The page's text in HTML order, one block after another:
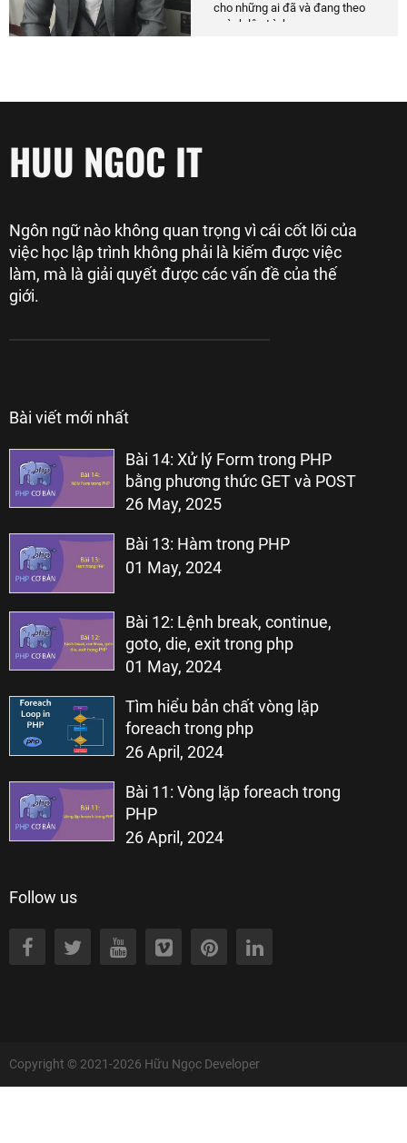
cho những ai đã và đang theo
ngành lập trình.
HUU NGOC IT
Ngôn ngữ nào không quan trọng vì cái cốt lõi của
việc học lập trình không phải là kiếm được việc
làm, mà là giải quyết được các vấn đề của thế
giới.
Bài viết mới nhất
Bài 14: Xử lý Form trong PHP
bằng phương thức GET và POST
26 May, 2025
Bài 13: Hàm trong PHP
01 May, 2024
Bài 12: Lệnh break, continue,
goto, die, exit trong php
01 May, 2024
Tìm hiểu bản chất vòng lặp
foreach trong php
26 April, 2024
Bài 11: Vòng lặp foreach trong
PHP
26 April, 2024
Follow us
Copyright © 2021-2026 Hữu Ngọc Developer